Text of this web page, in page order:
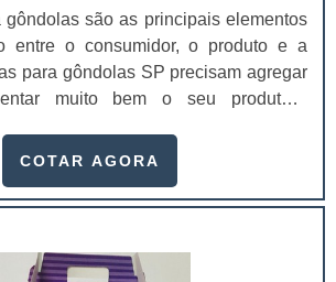
gôndolas são as principais elementos
entre o consumidor, o produto e a
para gôndolas SP precisam agregar
muito bem o seu produto.A
o consumidor, o produto e a marca.
não estiver de acordo com
não perceber o produto é maior.
COTAR AGORA